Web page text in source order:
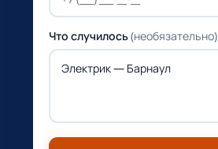
Что случилось(необязательно)